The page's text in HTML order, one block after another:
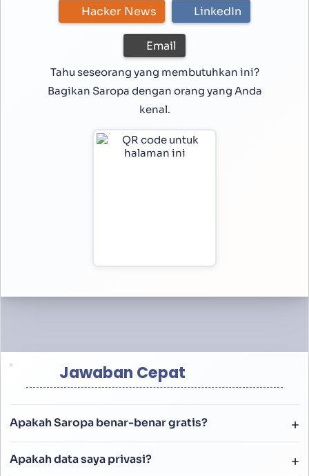
Hacker News LinkedIn
Email
Tahu seseorang yang membutuhkan ini?
Bagikan Saropa dengan orang yang Anda
kenal.
Jawaban Cepat
Apakah Saropa benar-benar gratis?
Apakah data saya privasi?